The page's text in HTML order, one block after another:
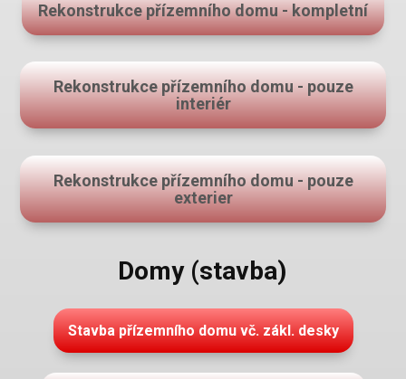
Rekonstrukce přízemního domu - kompletní
Rekonstrukce přízemního domu - pouze
interiér
Rekonstrukce přízemního domu - pouze
exterier
Domy (stavba)
Stavba přízemního domu vč. zákl. desky